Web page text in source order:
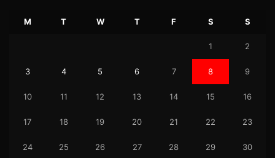
M T W T F S S
1 2
3 4 5 6 7 8 9
10 11 12 13 14 15 16
17 18 19 20 21 22 23
24 25 26 27 28 29 30